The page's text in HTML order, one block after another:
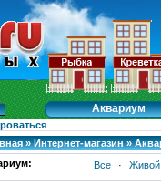
Аквариум
» Интернет-магазин »
Все · Живой